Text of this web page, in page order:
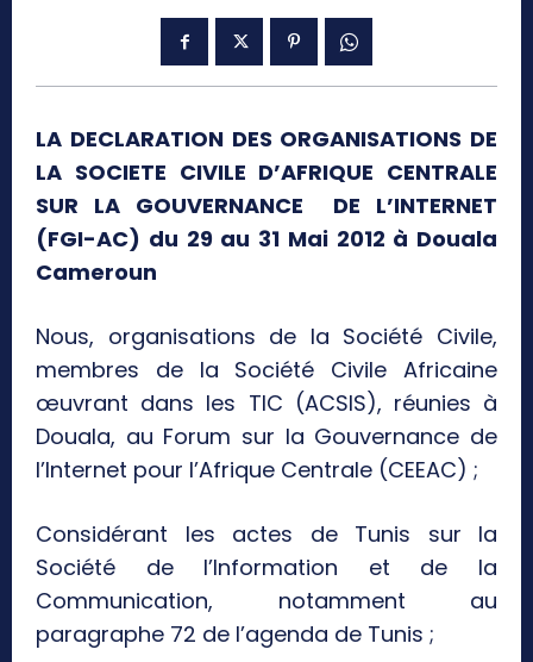
LA DECLARATION DES ORGANISATIONS DE
LA SOCIETE CIVILE D’AFRIQUE CENTRALE
SUR LA GOUVERNANCE DE L’INTERNET
(FGI-AC) du 29 au 31 Mai 2012 à Douala
Cameroun
Nous, organisations de la Société Civile,
membres de la Société Civile Africaine
œuvrant dans les TIC (ACSIS), réunies à
Douala, au Forum sur la Gouvernance de
l’Internet pour l’Afrique Centrale (CEEAC) ;
Considérant les actes de Tunis sur la
Société de l’Information et de la
Communication, notamment au
paragraphe 72 de l’agenda de Tunis ;